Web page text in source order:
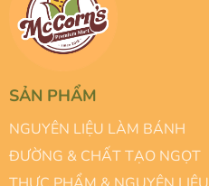
SẢN PHẨM
NGUYÊN LIỆU LÀM BÁNH
ĐƯỜNG & CHẤT TẠO NGỌT